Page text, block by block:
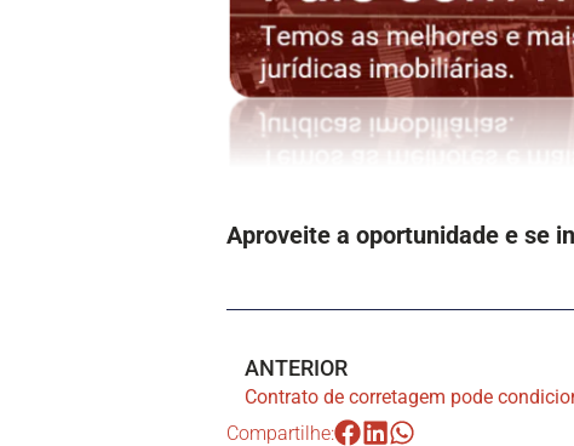
Aproveite a oportunidade e se
ANTERIOR
Compartilhe: